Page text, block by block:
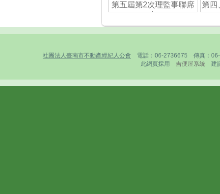
第五屆第2次理監事聯席
會
第四
社團法人臺南市不動產經紀人公會 電話：06-2736675 傳真：
此網頁採用 吉便屋系統 建